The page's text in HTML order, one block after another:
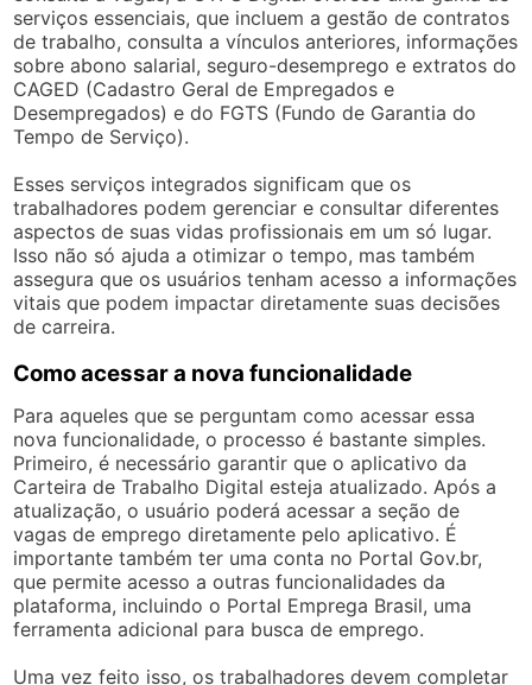
serviços essenciais, que incluem a gestão de contratos
de trabalho, consulta a vínculos anteriores, informações
sobre abono salarial, seguro-desemprego e extratos do
CAGED (Cadastro Geral de Empregados e
Desempregados) e do FGTS (Fundo de Garantia do
Tempo de Serviço).
Esses serviços integrados significam que os
trabalhadores podem gerenciar e consultar diferentes
aspectos de suas vidas profissionais em um só lugar.
Isso não só ajuda a otimizar o tempo, mas também
assegura que os usuários tenham acesso a informações
vitais que podem impactar diretamente suas decisões
de carreira.
Como acessar a nova funcionalidade
Para aqueles que se perguntam como acessar essa
nova funcionalidade, o processo é bastante simples.
Primeiro, é necessário garantir que o aplicativo da
Carteira de Trabalho Digital esteja atualizado. Após a
atualização, o usuário poderá acessar a seção de
vagas de emprego diretamente pelo aplicativo. É
importante também ter uma conta no Portal Gov.br,
que permite acesso a outras funcionalidades da
plataforma, incluindo o Portal Emprega Brasil, uma
ferramenta adicional para busca de emprego.
Uma vez feito isso, os trabalhadores devem completar